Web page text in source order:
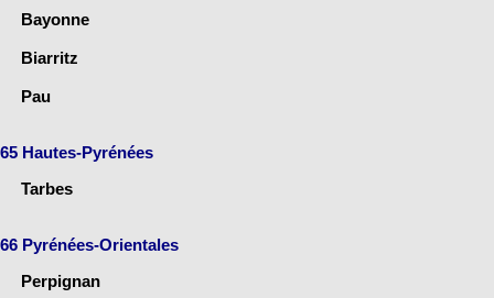
Bayonne
Biarritz
Pau
65 Hautes-Pyrénées
Tarbes
66 Pyrénées-Orientales
Perpignan